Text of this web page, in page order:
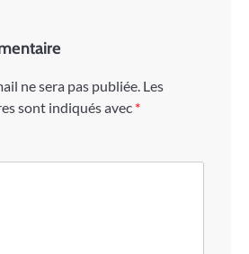
ne sera pas publiée. Les
sont indiqués avec *